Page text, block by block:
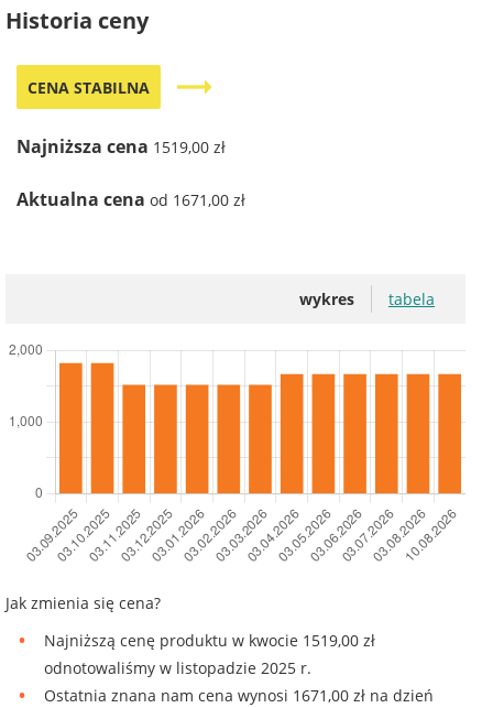
Historia ceny
CENA STABILNA trending_flat
Najniższa cena 1519,00 zł
Aktualna cena od 1671,00 zł
wykres tabela
Jak zmienia się cena?
Najniższą cenę produktu w kwocie 1519,00 zł
odnotowaliśmy w listopadzie 2025 r.
Ostatnia znana nam cena wynosi 1671,00 zł na dzień